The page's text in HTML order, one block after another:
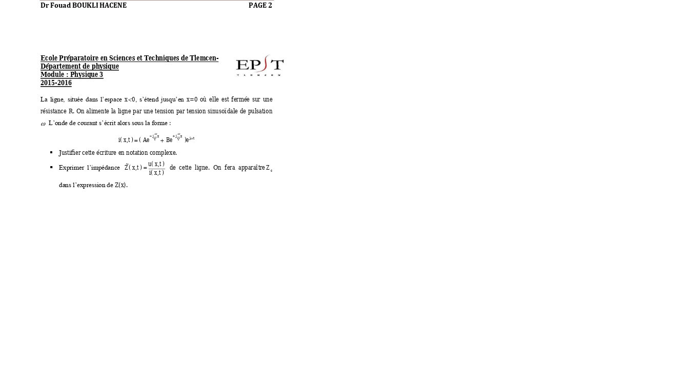
Dr Fouad BOUKLI HACENE PAGE 2
Ecole Préparatoire en Sciences et Techniques de Tlemcen-
Département de physique
Module : Physique 3
2015-2016
La ligne, située dans l’espace x0, s’étend jusqu’en x=0 où elle est fermée sur une
résistance R. On alimente la ligne par une tension par tension sinusoïdale de pulsation
 L’onde de courant s’écrit alors sous la forme :
t
j
x
V
j
x
V
je
)
Be
Ae
(
)
t
,
x
(
i 






 Justifier cette écriture en notation complexe.
 Exprimer  l’impédance )
t
,
x
(
i
)
t
,
x
(
u
)
t
,
x
(
Z
~ 
  de  cette  ligne.  On  f
era  apparaître c
Z
dans l’expression de Z(x).